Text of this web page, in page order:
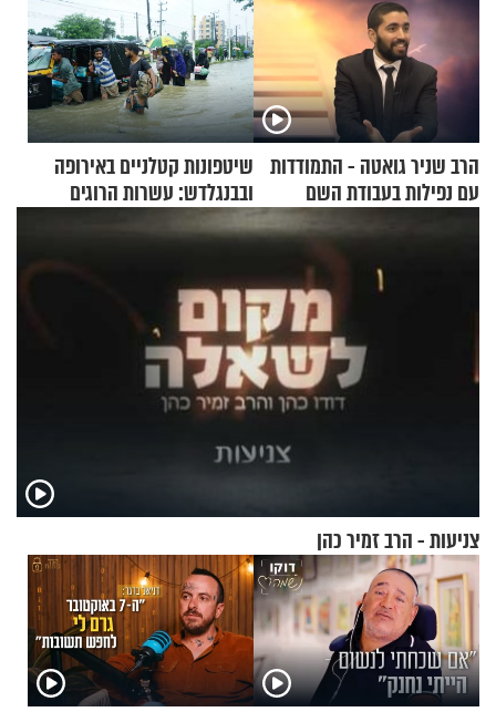
הרב שניר גואטה - התמודדות
עם נפילות בעבודת השם
שיטפונות קטלניים באירופה
ובבנגלדש: עשרות הרוגים
ומיליון נפגעים
צניעות - הרב זמיר כהן